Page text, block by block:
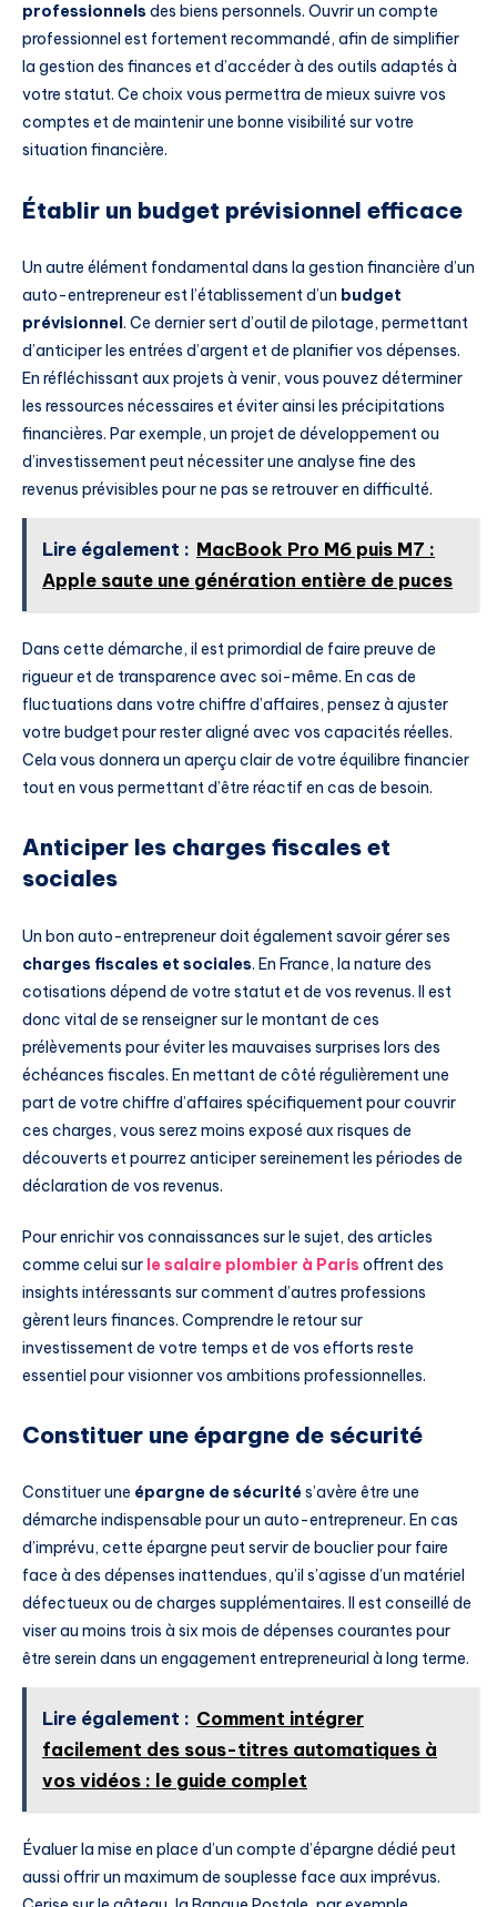
professionnels des biens personnels. Ouvrir un compte
professionnel est fortement recommandé, afin de simplifier
la gestion des finances et d’accéder à des outils adaptés à
votre statut. Ce choix vous permettra de mieux suivre vos
comptes et de maintenir une bonne visibilité sur votre
situation financière.
Établir un budget prévisionnel efficace
Un autre élément fondamental dans la gestion financière d’un
auto-entrepreneur est l’établissement d’un budget
prévisionnel. Ce dernier sert d’outil de pilotage, permettant
d’anticiper les entrées d’argent et de planifier vos dépenses.
En réfléchissant aux projets à venir, vous pouvez déterminer
les ressources nécessaires et éviter ainsi les précipitations
financières. Par exemple, un projet de développement ou
d’investissement peut nécessiter une analyse fine des
revenus prévisibles pour ne pas se retrouver en difficulté.
Lire également : MacBook Pro M6 puis M7 :
Apple saute une génération entière de puces
Dans cette démarche, il est primordial de faire preuve de
rigueur et de transparence avec soi-même. En cas de
fluctuations dans votre chiffre d’affaires, pensez à ajuster
votre budget pour rester aligné avec vos capacités réelles.
Cela vous donnera un aperçu clair de votre équilibre financier
tout en vous permettant d’être réactif en cas de besoin.
Anticiper les charges fiscales et
sociales
Un bon auto-entrepreneur doit également savoir gérer ses
charges fiscales et sociales. En France, la nature des
cotisations dépend de votre statut et de vos revenus. Il est
donc vital de se renseigner sur le montant de ces
prélèvements pour éviter les mauvaises surprises lors des
échéances fiscales. En mettant de côté régulièrement une
part de votre chiffre d’affaires spécifiquement pour couvrir
ces charges, vous serez moins exposé aux risques de
découverts et pourrez anticiper sereinement les périodes de
déclaration de vos revenus.
Pour enrichir vos connaissances sur le sujet, des articles
comme celui sur le salaire plombier à Paris offrent des
insights intéressants sur comment d’autres professions
gèrent leurs finances. Comprendre le retour sur
investissement de votre temps et de vos efforts reste
essentiel pour visionner vos ambitions professionnelles.
Constituer une épargne de sécurité
Constituer une épargne de sécurités’avère être une
démarche indispensable pour un auto-entrepreneur. En cas
d’imprévu, cette épargne peut servir de bouclier pour faire
face à des dépenses inattendues, qu’il s’agisse d’un matériel
défectueux ou de charges supplémentaires. Il est conseillé de
viser au moins trois à six mois de dépenses courantes pour
être serein dans un engagement entrepreneurial à long terme.
Lire également : Comment intégrer
facilement des sous-titres automatiques à
vos vidéos : le guide complet
Évaluer la mise en place d’un compte d’épargne dédié peut
aussi offrir un maximum de souplesse face aux imprévus.